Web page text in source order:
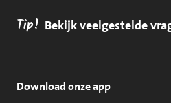
Tip! Bekijk veelgestelde
Download onze app